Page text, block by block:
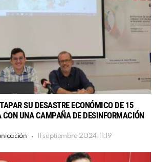
SU DESASTRE ECONÓMICO DE 15
CON UNA CAMPAÑA DE DESINFORMACIÓN
11 septiembre 2024, 11:19